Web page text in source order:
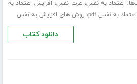
اعتماد به نفس، عزت نفس، افزایش اعتماد به
اعتماد به نفس pdf ،روش های افزایش به نفس
دانلود کتاب